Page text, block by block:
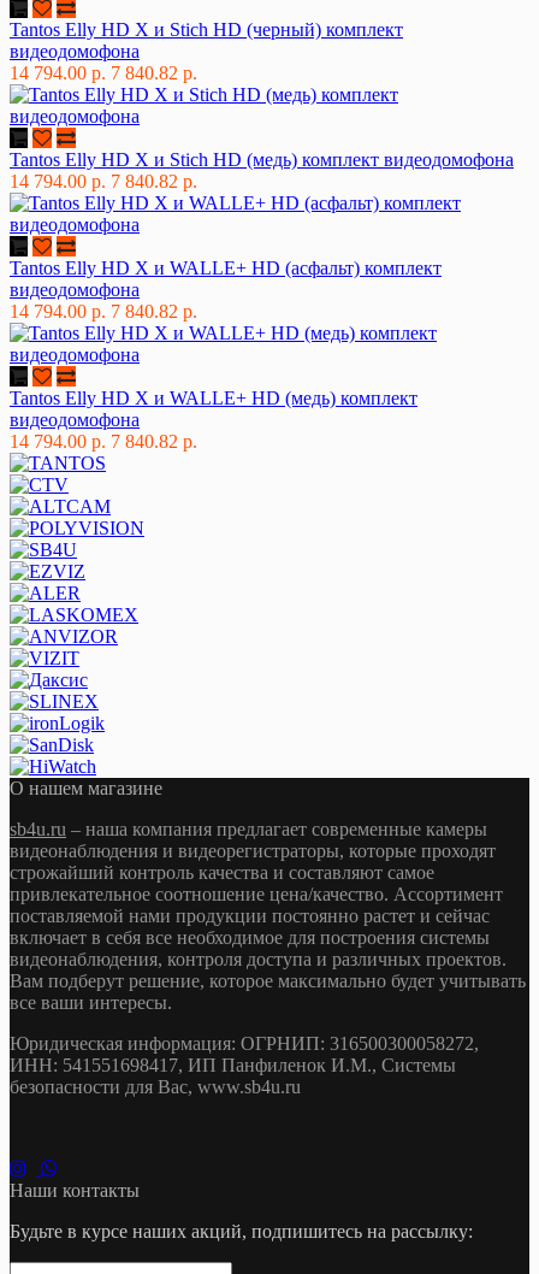
Tantos Elly HD X и Stich HD (черный) комплект
видеодомофона
14 794.00 р. 7 840.82 р.
Tantos Elly HD X и Stich HD (медь) комплект видеодомофона
14 794.00 р. 7 840.82 р.
Tantos Elly HD X и WALLE+ HD (асфальт) комплект
видеодомофона
14 794.00 р. 7 840.82 р.
Tantos Elly HD X и WALLE+ HD (медь) комплект
видеодомофона
14 794.00 р. 7 840.82 р.
О нашем магазине
sb4u.ru – наша компания предлагает современные камеры
видеонаблюдения и видеорегистраторы, которые проходят
строжайший контроль качества и составляют самое
привлекательное соотношение цена/качество. Ассортимент
поставляемой нами продукции постоянно растет и сейчас
включает в себя все необходимое для построения системы
видеонаблюдения, контроля доступа и различных проектов.
Вам подберут решение, которое максимально будет учитывать
все ваши интересы.
Юридическая информация: ОГРНИП: 316500300058272,
ИНН: 541551698417, ИП Панфиленок И.М., Системы
безопасности для Вас, www.sb4u.ru
Наши контакты
Будьте в курсе наших акций, подпишитесь на рассылку: